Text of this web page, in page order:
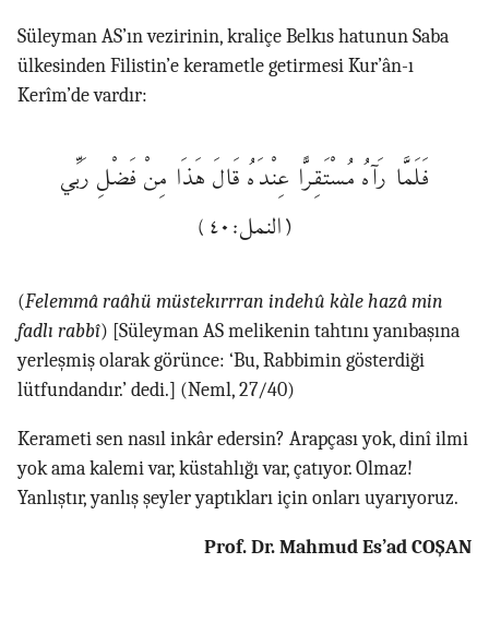
Süleyman AS’ın vezirinin, kraliçe Belkıs hatunun Saba
ülkesinden Filistin’e kerametle getirmesi Kur’ân-ı
Kerîm’de vardır:
فَلَمَّا رَآهُ مُسْتَقِرًّا عِنْدَهُ قَالَ هَذَا مِنْ فَضْلِ رَبِّي
(النمل:٤٠)
(Felemmâ raâhü müstekırrran indehû kàle hazâ min
fadlı rabbî) [Süleyman AS melikenin tahtını yanıbaşına
yerleşmiş olarak görünce: ‘Bu, Rabbimin gösterdiği
lütfundandır.’ dedi.] (Neml, 27/40)
Kerameti sen nasıl inkâr edersin? Arapçası yok, dinî ilmi
yok ama kalemi var, küstahlığı var, çatıyor. Olmaz!
Yanlıştır, yanlış şeyler yaptıkları için onları uyarıyoruz.
Prof. Dr. Mahmud Es’ad COŞAN